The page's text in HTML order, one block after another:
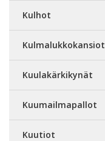
Kulhot
Kulmalukkokansiot
Kuulakärkikynät
Kuumailmapallot
Kuutiot